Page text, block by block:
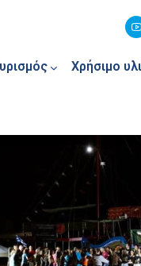
Χρήσιμο